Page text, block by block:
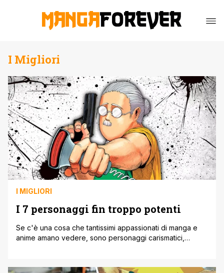
I Migliori
I MIGLIORI
I 7 personaggi fin troppo potenti
Se c'è una cosa che tantissimi appassionati di manga e
anime amano vedere, sono personaggi carismatici,
dell'avversario prima di poter capire come sconfiggerlo,